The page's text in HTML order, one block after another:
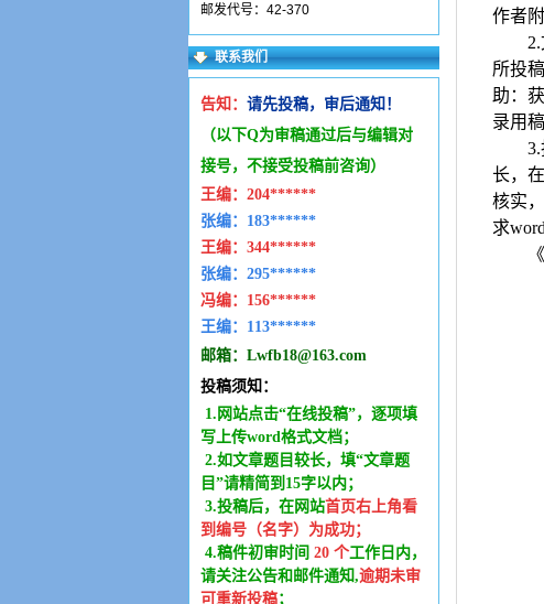
邮发代号：42-370
联系我们
告知： 请先投稿，审后通知！
（以下Q为审稿通过后与编辑对
接号，不接受投稿前咨询）
王编： 204******
张编：183******
王编： 344******
张编：295******
冯编： 156******
王编： 113******
邮箱： Lwfb18@163.com
投稿须知：
1.网站点击“在线投稿”，逐项填
写上传word格式文档；
2.如文章题目较长，填“文章题
目”请精简到15字以内；
3.投稿后，在网站首页右上角看
到编号（名字）为成功；
4.稿件初审时间 20 个工作日内 ，
请关注公告和邮件通知,逾期未审
可重新投稿；
作者
所投
助：
录用
长，
核实
求word